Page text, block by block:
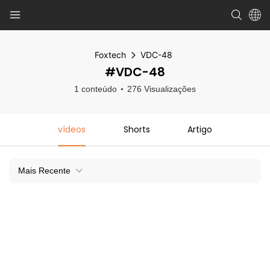
Foxtech VDC-48
#VDC-48
1 conteúdo 276 Visualizações
vídeos Shorts Artigo
Mais Recente